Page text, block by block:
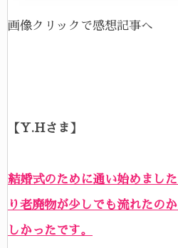
画像クリックで感想記事へ
【Y.Hさま】
結婚式のために通い始めまし
り老廃物が少しでも流れたの
しかったです。